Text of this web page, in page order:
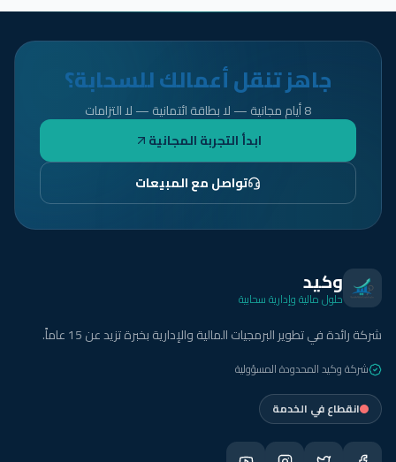
جاهز تنقل أعمالك للسحابة؟
8 أيام مجانية — لا بطاقة ائتمانية — لا التزامات
ابدأ التجربة المجانية
تواصل مع المبيعات
وكيد
حلول مالية وإدارية سحابية
شركة رائدة في تطوير البرمجيات المالية والإدارية بخبرة تزيد عن 15 عاماً.
شركة وكيد المحدودة المسؤولية
انقطاع في الخدمة